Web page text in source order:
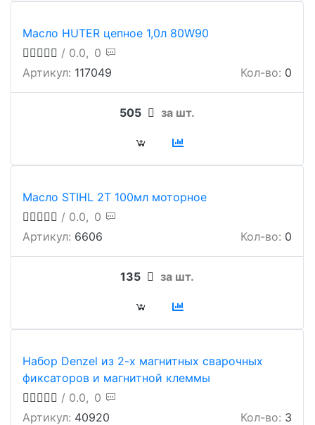
Масло HUTER цепное 1,0л 80W90
/ 0.0, 0
Артикул: 117049 Кол-во: 0
505 за шт.
Масло STIHL 2Т 100мл моторное
/ 0.0, 0
Артикул: 6606 Кол-во: 0
135 за шт.
Набор Denzel из 2-х магнитных сварочных
фиксаторов и магнитной клеммы
/ 0.0, 0
Артикул: 40920 Кол-во: 3